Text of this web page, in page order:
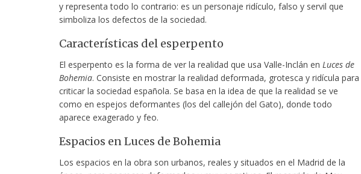
y representa todo lo contrario: es un personaje ridículo, falso y servil que
simboliza los defectos de la sociedad.
Características del esperpento
El esperpento es la forma de ver la realidad que usa Valle-Inclán en Luces de
Bohemia. Consiste en mostrar la realidad deformada, grotesca y ridícula para
criticar la sociedad española. Se basa en la idea de que la realidad se ve
como en espejos deformantes (los del callejón del Gato), donde todo
aparece exagerado y feo.
Espacios en Luces de Bohemia
Los espacios en la obra son urbanos, reales y situados en el Madrid de la